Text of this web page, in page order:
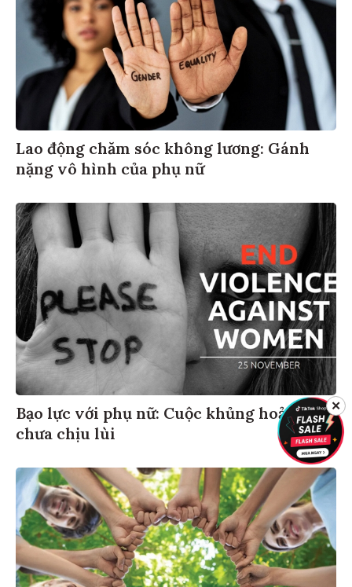
Lao động chăm sóc không lương: Gánh
nặng vô hình của phụ nữ
Bạo lực với phụ nữ: Cuộc khủng hoảng
chưa chịu lùi
✕